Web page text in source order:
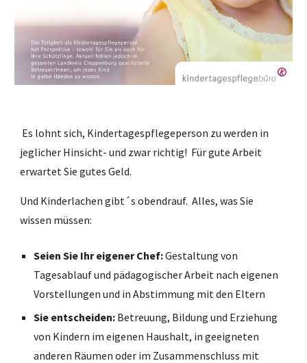
Es lohnt sich, Kindertagespflegeperson zu werden in
jeglicher Hinsicht- und zwar richtig! Für gute Arbeit
erwartet Sie gutes Geld.
Und Kinderlachen gibt´s obendrauf. Alles, was Sie
wissen müssen:
Seien Sie Ihr eigener Chef:Gestaltung von
Tagesablauf und pädagogischer Arbeit nach eigenen
Vorstellungen und in Abstimmung mit den Eltern
Sie entscheiden: Betreuung, Bildung und Erziehung
von Kindern im eigenen Haushalt, in geeigneten
anderen Räumen oder im Zusammenschluss mit